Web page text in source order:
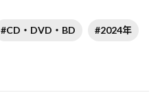
#CD・DVD・BD #2024年